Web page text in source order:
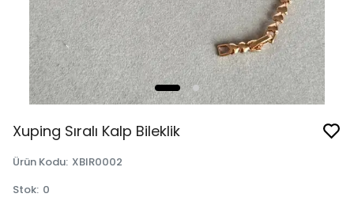
Xuping Sıralı Kalp Bileklik
Ürün Kodu: XBIR0002
Stok: 0